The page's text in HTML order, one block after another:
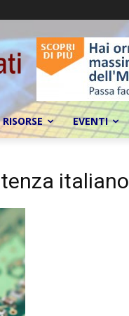
RISORSE EVENTI
italiano